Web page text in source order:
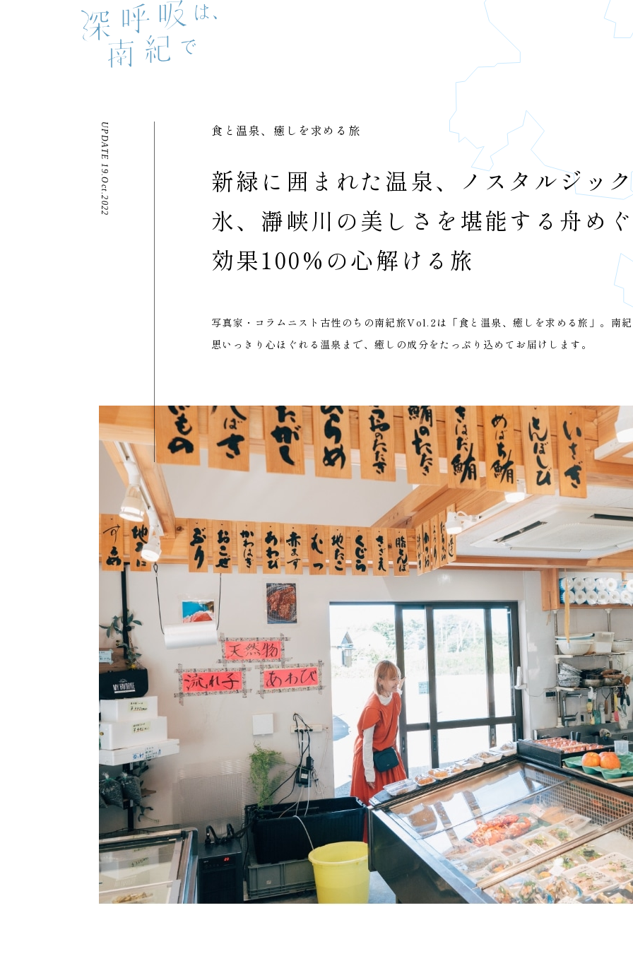
UPDATE 19.Oct.2022 食と温泉、癒しを求める旅
新緑に囲まれた温泉、ノスタルジッ
氷、瀞峡川の美しさを堪能する舟め
効果100%の心解ける旅
写真家・コラムニスト古性のちの南紀旅Vol.2は「食と温泉、癒しを求める旅」。南
思いっきり心ほぐれる温泉まで、癒しの成分をたっぷり込めてお届けします。